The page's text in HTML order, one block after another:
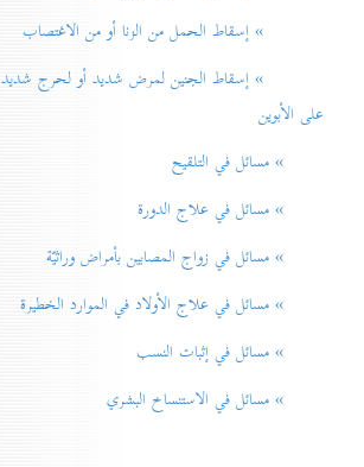
» إسقاط الحمل من الزنا أو من الاغتصاب
» إسقاط الجنين لمرض شديد أو لحرج شديد
على الأبوين
» مسائل في التلقيح
» مسائل في علاج الدورة
» مسائل في زواج المصابين بأمراض وراثيّة
» مسائل في علاج الأولاد في الموارد الخطيرة
» مسائل في إثبات النسب
» مسائل في الاستنساخ البشري